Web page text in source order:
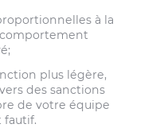
à la
plus légère,
des sanctions
de votre équipe
fautif.